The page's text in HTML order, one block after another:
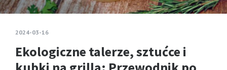
2024-03-16
Ekologiczne talerze, sztućce i